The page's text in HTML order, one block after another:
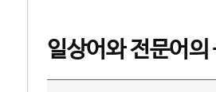
일상어와 전문어의